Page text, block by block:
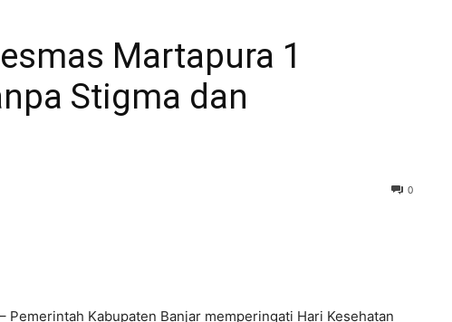
Martapura 1
Stigma dan
0
Pemerintah Kabupaten Banjar memperingati Hari Kesehatan